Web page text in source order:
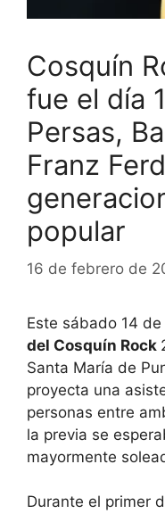
Cosquín
fue el día
Persas,
Franz
popular
16 de febrero de
Este sábado 14
del Cosquín Rock
Santa María de
proyecta una
personas entre
la previa se
mayormente
Durante el primer